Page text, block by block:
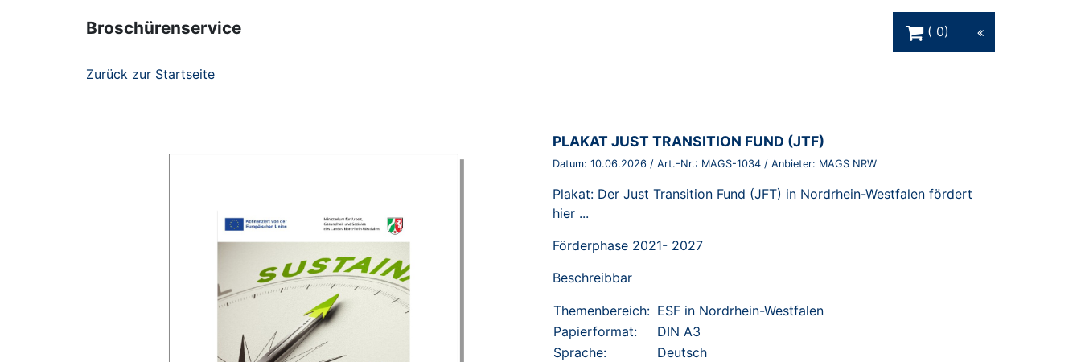
Broschürenservice
0
Zurück zur Startseite
BROSCHÜRE:
PLAKAT JUST TRANSITION FUND (JTF)
Datum: 10.06.2026 / Art.-Nr.: MAGS-1034 / Anbieter: MAGS NRW
Plakat: Der Just Transition Fund (JFT) in Nordrhein-Westfalen fördert
hier ...
Förderphase 2021- 2027
Beschreibbar
Themenbereich: ESF in Nordrhein-Westfalen
Papierformat:
DIN A3
Sprache:
Deutsch